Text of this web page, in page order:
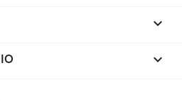

keyboard_arrow_down